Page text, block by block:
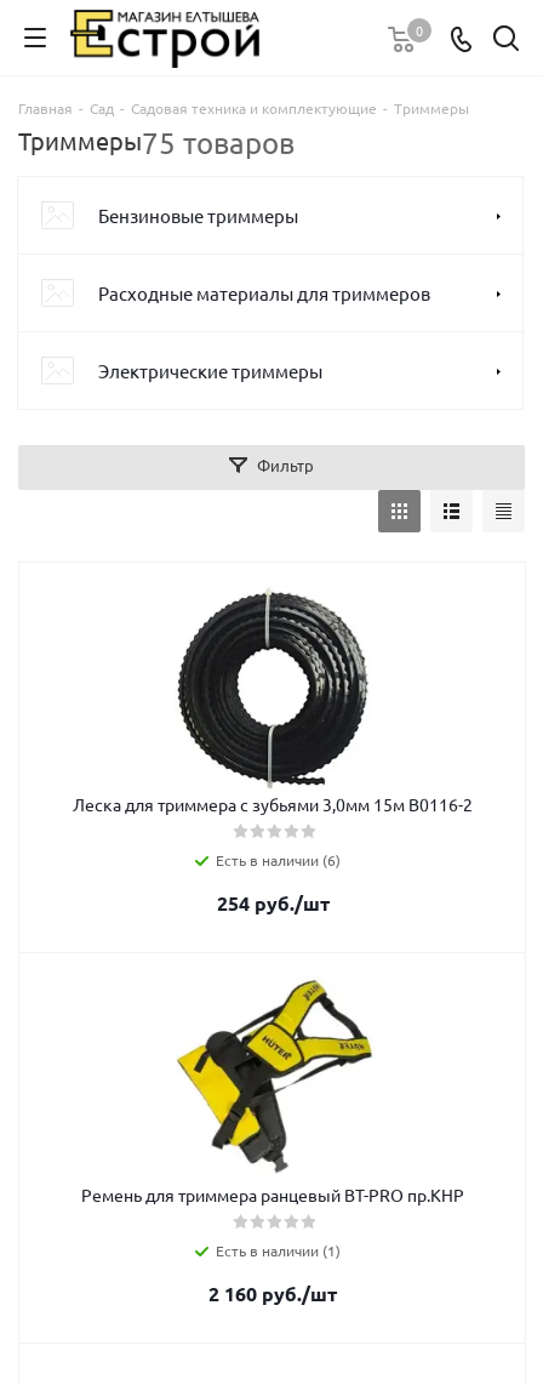
0
Главная - Сад - Садовая техника и комплектующие - Триммеры
Триммеры75 товаров
Бензиновые триммеры
Расходные материалы для триммеров
Электрические триммеры
Фильтр
Леска для триммера с зубьями 3,0мм 15м В0116-2
Есть в наличии (6)
254руб./шт
Ремень для триммера ранцевый BT-PRO пр.КНР
Есть в наличии (1)
2 160 руб./шт